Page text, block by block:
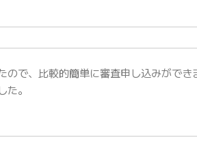
ので、比較的簡単に審査申し込みができ
。